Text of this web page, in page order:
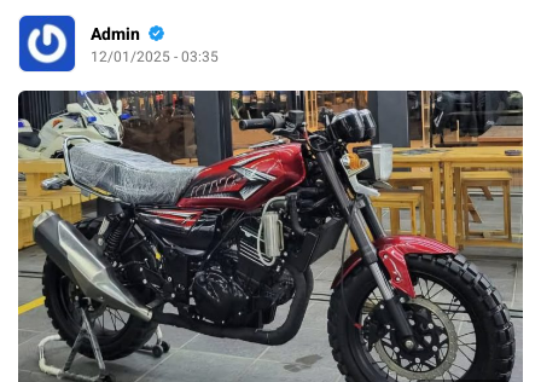
Admin
12/01/2025 - 03:35